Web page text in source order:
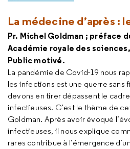
La médecine d’après :
Pr. Michel Goldman ; préface
Académie royale des
Public motivé.
La pandémie de Covid-19 nous
les infections est une guerre sans
devons en tirer dépassent le
infectieuses. C’est le thème de
Goldman. Après avoir évoqué
infectieuses, il nous explique
rares contribue à l’émergence